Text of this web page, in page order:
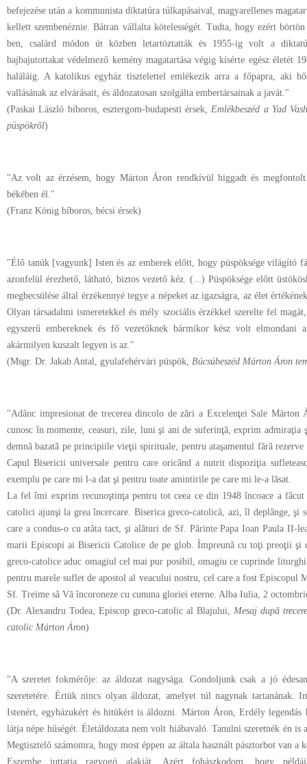
befejezése után a kommunista diktatúra túlkapásaival, magyarellenes
kellett szembenéznie. Bátran vállalta kötelességét. Tudta, hogy ezért
ben, csalárd módon út közben letartóztatták és 1955-ig volt a
bajbajutottakat védelmező kemény magatartása végig kísérte egész életét
haláláig. A katolikus egyház tisztelettel emlékezik arra a főpapra, aki
vallásának az elvárásait, és áldozatosan szolgálta embertársainak a javát."
(Paskai László bíboros, esztergom-budapesti érsek,Emlékbeszéd a Yad
püspökről)
"Az volt az érzésem, hogy Márton Áron rendkívül higgadt és
békében él."
(Franz König bíboros, bécsi érsek)
"Élő tanúk [vagyunk] Isten és az emberek előtt, hogy püspöksége világító
azonfelül érezhető, látható, biztos vezető kéz. (...) Püspöksége előtt
megbecsülése által érzékennyé tegye a népeket az igazságra, az élet
Olyan társadalmi ismeretekkel és mély szociális érzékkel szerelte fel
egyszerű embereknek és fő vezetőknek bármikor kész volt elmondani
akármilyen kuszalt legyen is az."
(Msgr. Dr. Jakab Antal, gyulafehérvári püspök, Búcsúbeszéd Márton Áron
"Adânc impresionat de trecerea dincolo de zări a Excelenţei Sale
cunosc în momente, ceasuri, zile, luni şi ani de suferinţă, exprim admiraţia
demnă bazată pe principiile vieţii spirituale, pentru ataşamentul fără
Capul Bisericii universale pentru care oricând a nutrit dispoziţia
exemplu pe care mi l-a dat şi pentru toate amintirile pe care mi le-a lăsat.
La fel îmi exprim recunoştinţa pentru tot ceea ce din 1948 încoace a
catolici ajunşi la grea încercare. Biserica greco-catolică, azi, îl deplânge, şi
care a condus-o cu atâta tact, şi alături de Sf. Părinte Papa Ioan Paula II-
marii Episcopi ai Bisericii Catolice de pe glob. Împreună cu toţi preoţii şi
greco-catolice aduc omagiul cel mai pur posibil, omagiu ce cuprinde
pentru marele suflet de apostol al veacului nostru, cel care a fost Episcopul
Sf. Treime să Vă încoroneze cu cununa gloriei eterne. Alba Iulia, 2
(Dr. Alexandru Todea, Episcop greco-catolic al Blajului, Mesaj după
catolic Márton Áron)
"A szeretet fokmérője: az áldozat nagysága. Gondoljunk csak a jó
szeretetére. Értük nincs olyan áldozat, amelyet túl nagynak tartanának.
Istenért, egyházukért és hitükért is áldozni. Márton Áron, Erdély
látja népe hűségét. Életáldozata nem volt hiábavaló. Tanulni szeretnék én
Megtisztelő számomra, hogy most éppen az általa használt pásztorbot van a
Eszembe juttatja ragyogó alakját. Azért fohászkodom, hogy